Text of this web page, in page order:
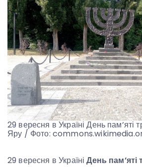
29 вересня в Україні День пам’яті
Яру / Фото:
29 вересня в УкраїніДень пам’яті